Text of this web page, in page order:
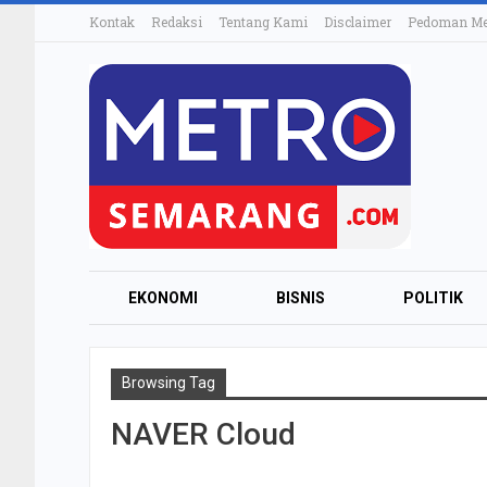
Kontak Redaksi Tentang Kami Disclaimer Pedoman
EKONOMI BISNIS POLITIK
Browsing Tag
NAVER Cloud